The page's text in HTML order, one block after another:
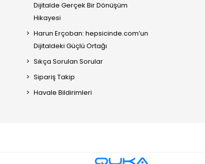
Dijitalde Gerçek Bir Dönüşüm
Hikayesi
Harun Erçoban: hepsicinde.com’un
Dijitaldeki Güçlü Ortağı
Sıkça Sorulan Sorular
Sipariş Takip
Havale Bildirimleri